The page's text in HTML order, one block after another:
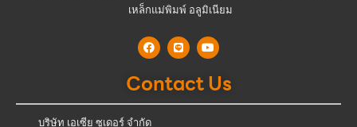
เหล็กแม่พิมพ์ อลูมิเนียม
Contact Us
บริษัท เอเซีย ซูเดอร์ จำกัด